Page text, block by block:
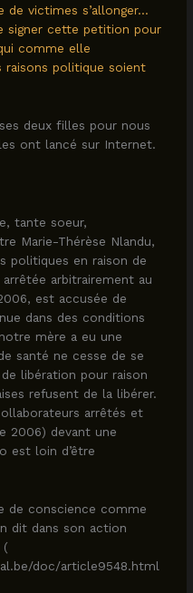
victimes s’allonger…
signer cette petition pour
comme elle
raisons politique soient
deux filles pour nous
ont lancé sur Internet.
tante soeur,
Marie-Thérèse Nlandu,
politiques en raison de
arbitrairement au
est accusée de
dans des conditions
mère a eu une
santé ne cesse de se
libération pour raison
refusent de la libérer.
arrêtés et
2006) devant une
est loin d’être
de conscience comme
dit dans son action
(
doc/article9548.html